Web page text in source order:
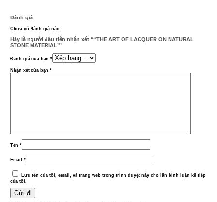
Đánh giá
Chưa có đánh giá nào.
Hãy là người đầu tiên nhận xét ““THE ART OF LACQUER ON NATURAL
STONE MATERIAL””
Đánh giá của bạn *
Nhận xét của bạn *
Tên *
Email *
Lưu tên của tôi, email, và trang web trong trình duyệt này cho lần bình luận kế tiếp
của tôi.